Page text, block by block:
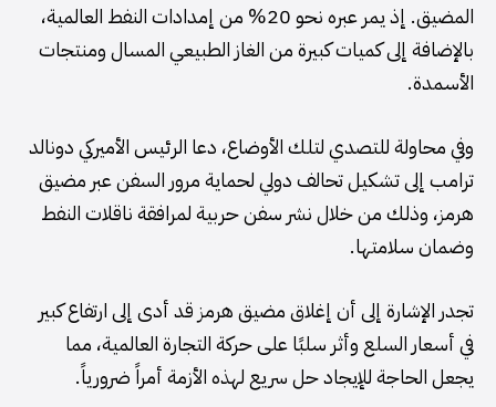
المضيق. إذ يمر عبره نحو 20% من إمدادات النفط العالمية،
بالإضافة إلى كميات كبيرة من الغاز الطبيعي المسال ومنتجات
الأسمدة.
وفي محاولة للتصدي لتلك الأوضاع، دعا الرئيس الأميركي دونالد
ترامب إلى تشكيل تحالف دولي لحماية مرور السفن عبر مضيق
هرمز، وذلك من خلال نشر سفن حربية لمرافقة ناقلات النفط
وضمان سلامتها.
تجدر الإشارة إلى أن إغلاق مضيق هرمز قد أدى إلى ارتفاع كبير
في أسعار السلع وأثر سلبًا على حركة التجارة العالمية، مما
يجعل الحاجة للإيجاد حل سريع لهذه الأزمة أمراً ضرورياً.